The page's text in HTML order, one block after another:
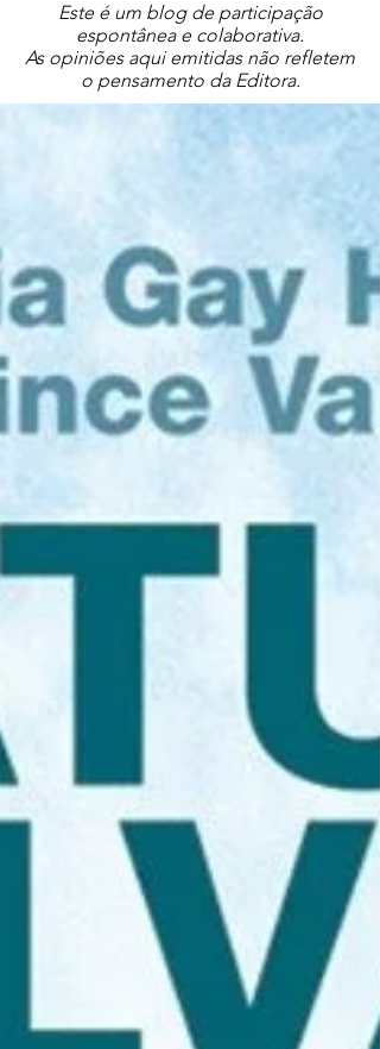
Este é um blog de participação
espontânea e colaborativa.
As opiniões aqui emitidas não refletem
o pensamento da Editora.